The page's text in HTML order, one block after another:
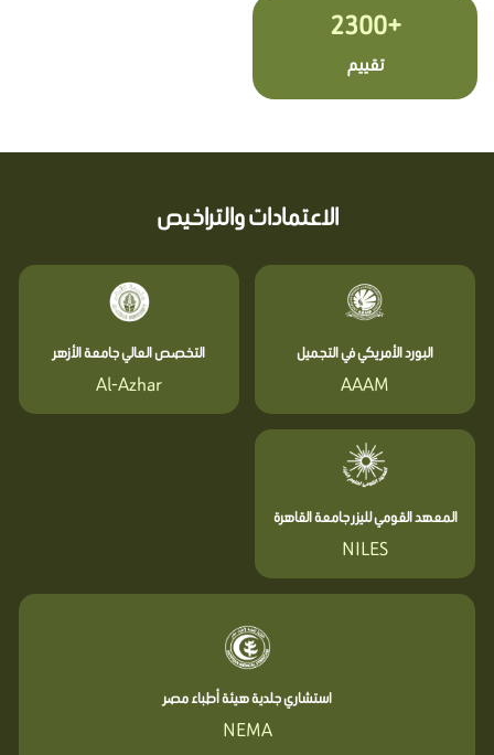
+2300
تقييم
الاعتمادات والتراخيص
البورد الأمريكي في التجميل
AAAM
التخصص العالي جامعة الأزهر
Al-Azhar
المعهد القومي لليزر جامعة القاهرة
NILES
استشاري جلدية هيئة أطباء مصر
NEMA